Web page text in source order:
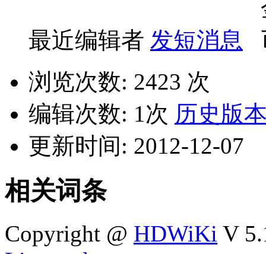
最近编辑者 发短消息
浏览次数: 2423 次
编辑次数: 1次 历史版
更新时间: 2012-12-07
相关词条
Copyright @ HDWiKi V